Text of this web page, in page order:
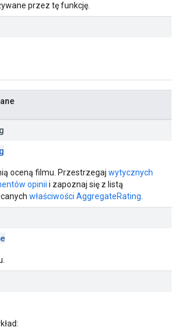
przez tę funkcję.
oceną filmu. Przestrzegaj wytycznych
opinii i zapoznaj się z listą
właściwości AggregateRating